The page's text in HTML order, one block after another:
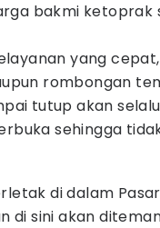
bakmi ketoprak
yang
rombongan
tutup akan
sehingga
di dalam
di sini akan